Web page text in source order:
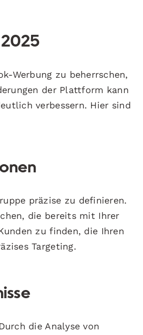
Werbung zu beherrschen,
der Plattform kann
verbessern. Hier sind
präzise zu definieren.
die bereits mit Ihrer
zu finden, die Ihren
Targeting.
die Analyse von